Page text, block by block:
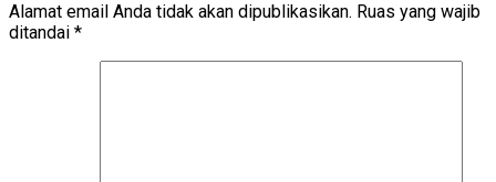
Alamat email Anda tidak akan dipublikasikan. Ruas yang wajib
ditandai *